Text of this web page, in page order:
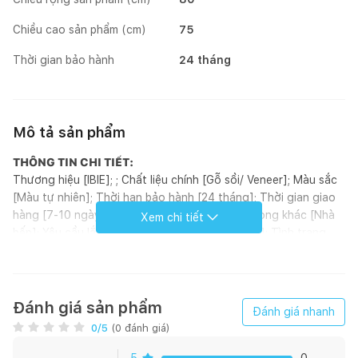
Chiều cao sản phẩm (cm) 75
Thời gian bảo hành 24 tháng
Mô tả sản phẩm
THÔNG TIN CHI TIẾT:
Thương hiệu [IBIE]; ; Chất liệu chính [Gỗ sồi/ Veneer]; Màu sắc
[Màu tự nhiên]; Thời hạn bảo hành [24 tháng]; Thời gian giao
hàng [7-10 ngày]; Phòng chính [Phòng ăn]; Phòng khác [Nhà
bếp]; Yêu cầu lắp đặt [Có]; Bộ sưu tập [Bộ Alto]; Tình trạng
[Cái]; Kiểu dáng [Hình chữ nhật]
GIỚI THIỆU SẢN PHẨM:
Xem chi tiết
Đánh giá sản phẩm
0/5 (0 đánh giá)
Đánh giá nhanh